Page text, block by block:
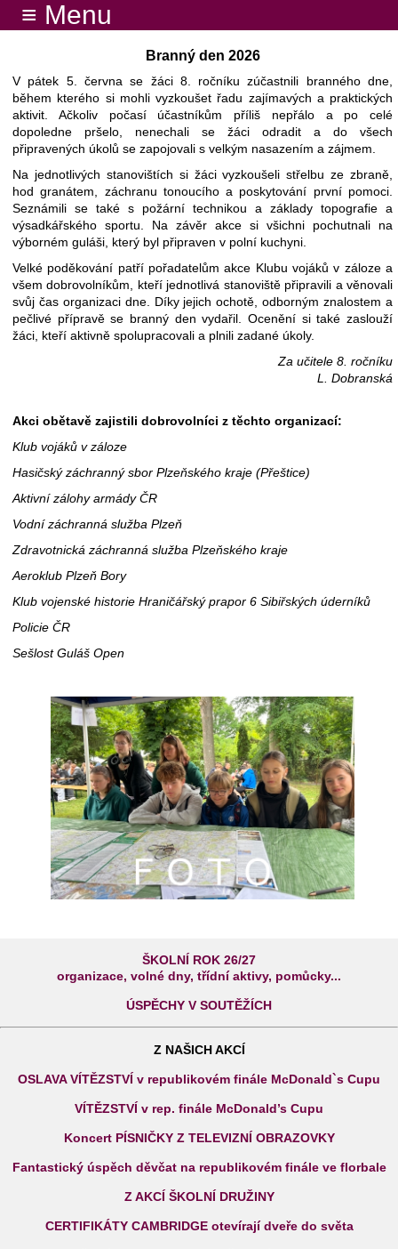
≡ Menu
Branný den 2026
V pátek 5. června se žáci 8. ročníku zúčastnili branného dne,
během kterého si mohli vyzkoušet řadu zajímavých a praktických
aktivit. Ačkoliv počasí účastníkům příliš nepřálo a po celé
dopoledne pršelo, nenechali se žáci odradit a do všech
připravených úkolů se zapojovali s velkým nasazením a zájmem.
Na jednotlivých stanovištích si žáci vyzkoušeli střelbu ze zbraně,
hod granátem, záchranu tonoucího a poskytování první pomoci.
Seznámili se také s požární technikou a základy topografie a
výsadkářského sportu. Na závěr akce si všichni pochutnali na
výborném guláši, který byl připraven v polní kuchyni.
Velké poděkování patří pořadatelům akce Klubu vojáků v záloze a
všem dobrovolníkům, kteří jednotlivá stanoviště připravili a věnovali
svůj čas organizaci dne. Díky jejich ochotě, odborným znalostem a
pečlivé přípravě se branný den vydařil. Ocenění si také zaslouží
žáci, kteří aktivně spolupracovali a plnili zadané úkoly.
Za učitele 8. ročníku
L. Dobranská
Akci obětavě zajistili dobrovolníci z těchto organizací:
Klub vojáků v záloze
Hasičský záchranný sbor Plzeňského kraje (Přeštice)
Aktivní zálohy armády ČR
Vodní záchranná služba Plzeň
Zdravotnická záchranná služba Plzeňského kraje
Aeroklub Plzeň Bory
Klub vojenské historie Hraničářský prapor 6 Sibiřských úderníků
Policie ČR
Sešlost Guláš Open
ŠKOLNÍ ROK 26/27
organizace, volné dny, třídní aktivy, pomůcky...
ÚSPĚCHY V SOUTĚŽÍCH
Z NAŠICH AKCÍ
OSLAVA VÍTĚZSTVÍ v republikovém finále McDonald`s Cupu
VÍTĚZSTVÍ v rep. finále McDonald’s Cupu
Koncert PÍSNIČKY Z TELEVIZNÍ OBRAZOVKY
Fantastický úspěch děvčat na republikovém finále ve florbale
Z AKCÍ ŠKOLNÍ DRUŽINY
CERTIFIKÁTY CAMBRIDGE otevírají dveře do světa